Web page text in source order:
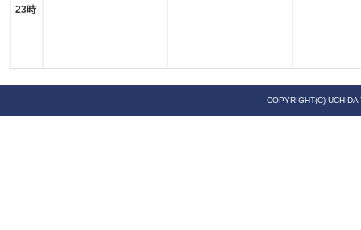
23時
COPYRIGHT(C)